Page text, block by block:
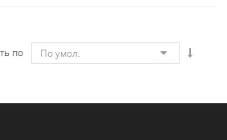
по По умол.